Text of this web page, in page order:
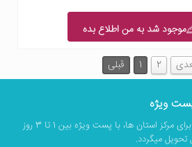
موجود شد به من اطلاع بده
قبلی 1 2
ویژه
سفارش های شما برای مرکز استان ها، با پست ویژه بین 1 تا 3 روز
تحویل میگردد.